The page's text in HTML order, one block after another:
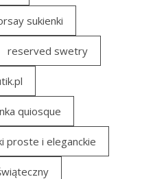
sukienki
reserved swetry
quiosque
proste i eleganckie